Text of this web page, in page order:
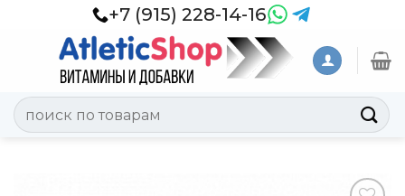
+7 (915) 228-14-16
Искать: